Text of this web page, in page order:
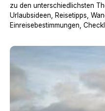
zu den unterschiedlichsten
Urlaubsideen, Reisetipps,
Einreisebestimmungen,
Urlaub mit Hund in